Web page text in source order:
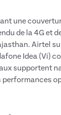
une
de la 4G et
Airtel
Idea (Vi)
supportent
performances